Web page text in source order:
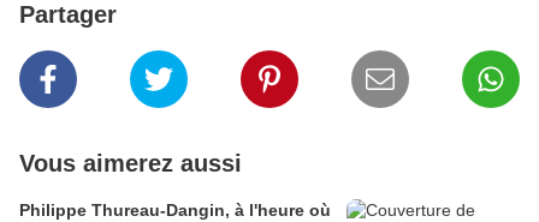
Partager
Vous aimerez aussi
Philippe Thureau-Dangin, à l'heure où